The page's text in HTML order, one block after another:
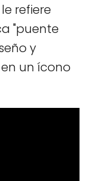
refiere
"puente
y
un ícono